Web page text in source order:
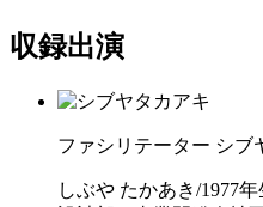
収録出演
ファシリテーター シブ
しぶや たかあき/1977